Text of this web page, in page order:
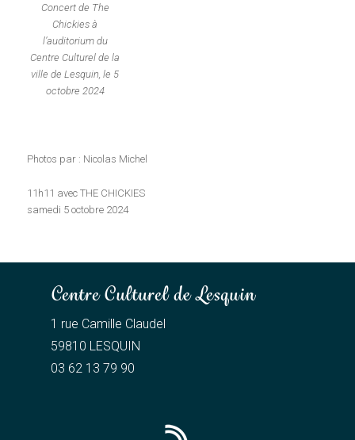
Concert de The
Chickies à
l’auditorium du
Centre Culturel de la
ville de Lesquin, le 5
octobre 2024
Photos par : Nicolas Michel
11h11 avec THE CHICKIES
samedi 5 octobre 2024
Centre Culturel de Lesquin
1 rue Camille Claudel
59810 LESQUIN
03 62 13 79 90